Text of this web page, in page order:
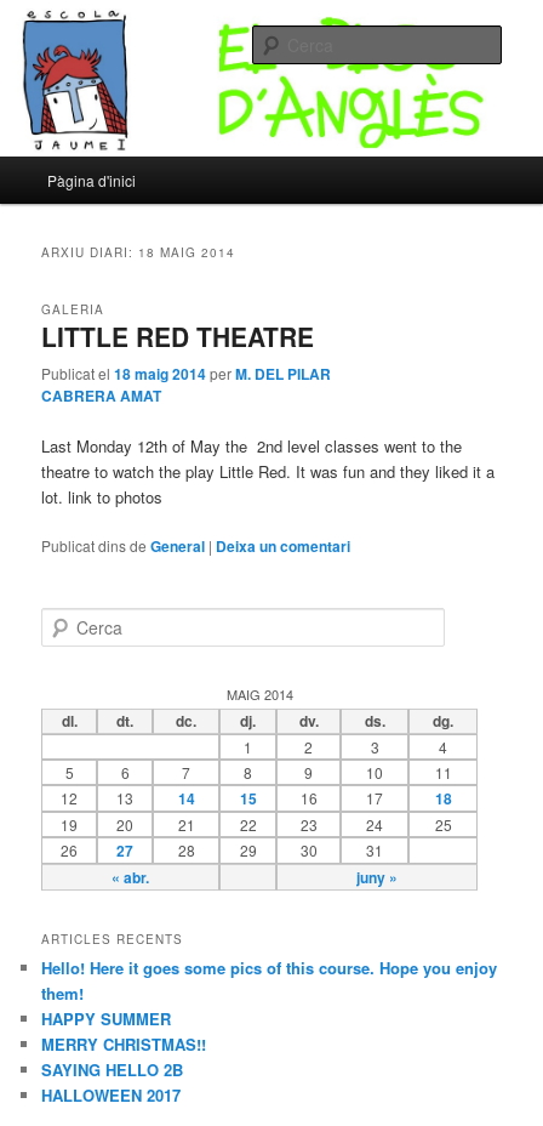
Escola Jaume I – Bloc d'Anglès
Un altre bloc d’XTECBlocs
principal
Aneu
principal
Aneu
secundari
Pàgina d'inici
ARXIU DIARI: 18 MAIG 2014
LITTLE RED THEATRE
GALERIA
Publicat el18 maig 2014perM. DEL PILAR
CABRERA AMAT
Last Monday 12th of May the 2nd level classes went to the
theatre to watch the play Little Red. It was fun and they liked it a
lot. link to photos
Publicat dins de General | Deixa un comentari
e
a
MAIG 2014
dl. dt. dc. dj. dv. ds. dg.
« abr. juny »
1 2 3
4
5
6 7 8 9 10
11
12
13 14 15 16 17 18
19 20 21 22 23 24
25
26
27 28 29 30 31
ARTICLES RECENTS
Hello! Here it goes some pics of this course. Hope you enjoy
them!
HAPPY SUMMER
MERRY CHRISTMAS!!
SAYING HELLO 2B
HALLOWEEN 2017